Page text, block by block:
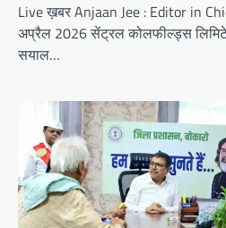
Live ख़बर Anjaan Jee : Editor in
अप्रैल 2026 सेंट्रल कोलफील्ड्स
सयाल…